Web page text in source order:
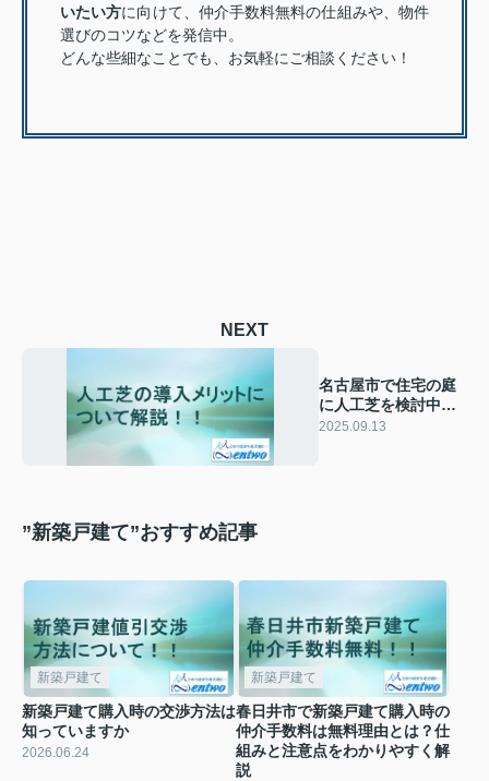
いたい方に向けて、仲介手数料無料の仕組みや、物件
選びのコツなどを発信中。
どんな些細なことでも、お気軽にご相談ください！
NEXT
名古屋市で住宅の庭
に人工芝を検討中の
方へ！特徴や選び方
2025.09.13
”新築戸建て”おすすめ記事
新築戸建て
新築戸建て購入時の交渉方法は
知っていますか
2026.06.24
新築戸建て
春日井市で新築戸建て購入時の
仲介手数料は無料理由とは？仕
組みと注意点をわかりやすく解
説